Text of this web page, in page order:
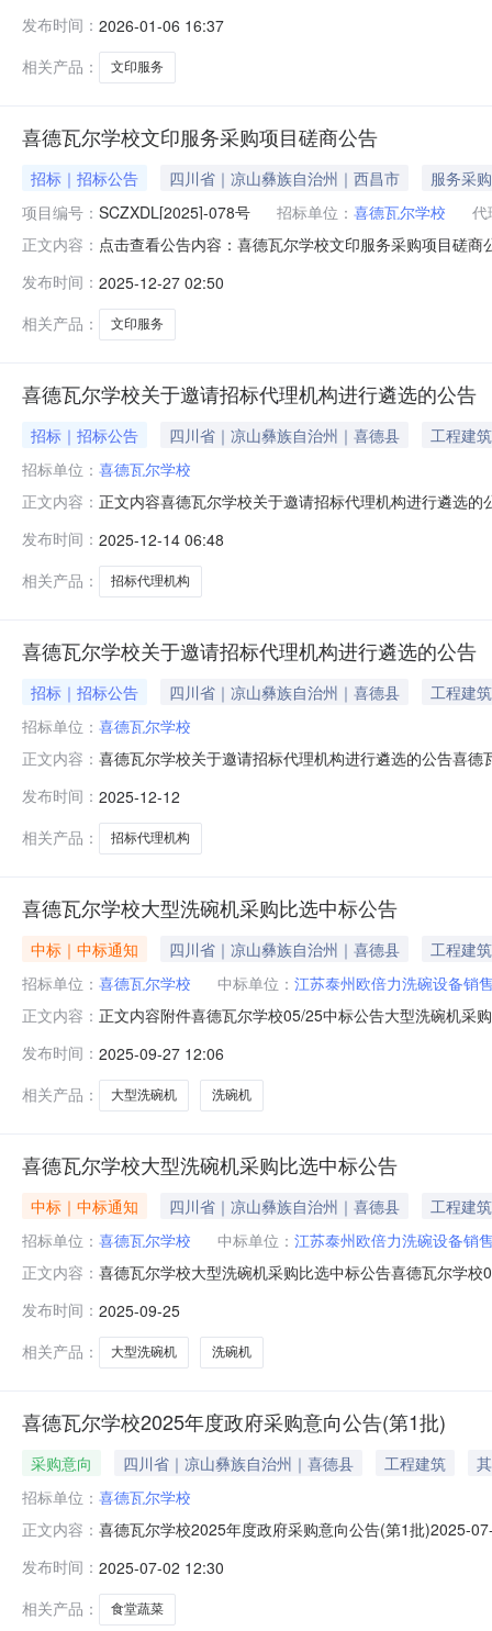
发布时间： 2026-01-06 16:37
相关产品：
文印服务
喜德瓦尔学校文印服务采购项目磋商公告
招标｜招标公告 四川省｜凉山彝族自治州｜西昌市
服务采购
项目编号： SCZXDL[2025]-078号 招标单位： 喜德瓦尔学校
代
正文内容： 点击查看公告内容：喜德瓦尔学校文印服务采购项目磋商
发布时间： 2025-12-27 02:50
相关产品：
文印服务
喜德瓦尔学校关于邀请招标代理机构进行遴选的公告
招标｜招标公告 四川省｜凉山彝族自治州｜喜德县
工程建筑
招标单位： 喜德瓦尔学校
正文内容： 正文内容喜德瓦尔学校关于邀请招标代理机构进行遴选
瓦尔学校一年内采购项目（集中采购项目及必须招标的
起至2025年12月16日下午17：0
发布时间： 2025-12-14 06:48
相关产品：
招标代理机构
喜德瓦尔学校关于邀请招标代理机构进行遴选的公告
招标｜招标公告 四川省｜凉山彝族自治州｜喜德县
工程建筑
招标单位： 喜德瓦尔学校
正文内容： 喜德瓦尔学校关于邀请招标代理机构进行遴选的公告喜
代理机构中选择1家招标代理机构，提供喜德瓦尔学校一
二、遴选文件领取时间和地点1．自公告之日
发布时间： 2025-12-12
相关产品：
招标代理机构
喜德瓦尔学校大型洗碗机采购比选中标公告
中标｜中标通知 四川省｜凉山彝族自治州｜喜德县
工程建筑
招标单位： 喜德瓦尔学校 中标单位： 江苏泰州欧倍力洗碗设备销
正文内容： 正文内容附件喜德瓦尔学校05/25中标公告大型洗碗机采
伙）2.中标单位地址：泰州市农业开发区中菱路6号3.中
发布时间： 2025-09-27 12:06
相关产品：
大型洗碗机 洗碗机
喜德瓦尔学校大型洗碗机采购比选中标公告
中标｜中标通知 四川省｜凉山彝族自治州｜喜德县
工程建筑
招标单位： 喜德瓦尔学校 中标单位： 江苏泰州欧倍力洗碗设备销
正文内容： 喜德瓦尔学校大型洗碗机采购比选中标公告喜德瓦尔学
力洗碗设备销售中心（普通合伙）2.中标单位地址：泰
发布时间： 2025-09-25
相关产品：
大型洗碗机 洗碗机
喜德瓦尔学校2025年度政府采购意向公告(第1批)
采购意向 四川省｜凉山彝族自治州｜喜德县 工程建筑
招标单位： 喜德瓦尔学校
正文内容： 喜德瓦尔学校2025年度政府采购意向公告(第1批)2025-
年学校（幼儿园）食堂蔬菜集中采购服务项目采购内容
发布时间： 2025-07-02 12:30
相关产品：
食堂蔬菜